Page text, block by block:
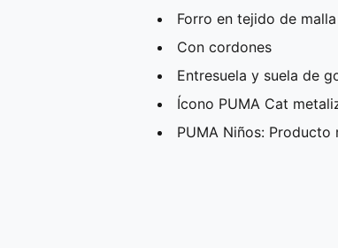
Forro en tejido de malla
Con cordones
Entresuela y suela de
Ícono PUMA Cat
PUMA Niños: